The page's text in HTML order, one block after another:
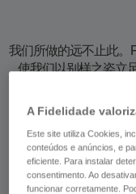
我们所做的远不止此。
使我们以别样之姿立
A Fidelidade
Este site utiliza Cookies,
conteúdos e anúncios, e
eficiente. Para instalar
consentimento. Ao
funcionar corretamente.